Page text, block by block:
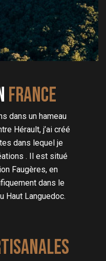
FRANCE
dans un hameau
Hérault, j’ai créé
dans lequel je
. Il est situé
Faugères, en
dans le
Haut Languedoc.